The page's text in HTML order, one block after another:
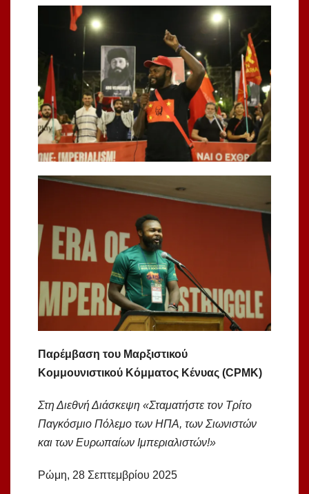
Παρέμβαση του Μαρξιστικού
Κομμουνιστικού Κόμματος Κένυας (CPMK)
Στη Διεθνή Διάσκεψη «Σταματήστε τον Τρίτο
Παγκόσμιο Πόλεμο των ΗΠΑ, των Σιωνιστών
και των Ευρωπαίων Ιμπεριαλιστών!»
Ρώμη, 28 Σεπτεμβρίου 2025